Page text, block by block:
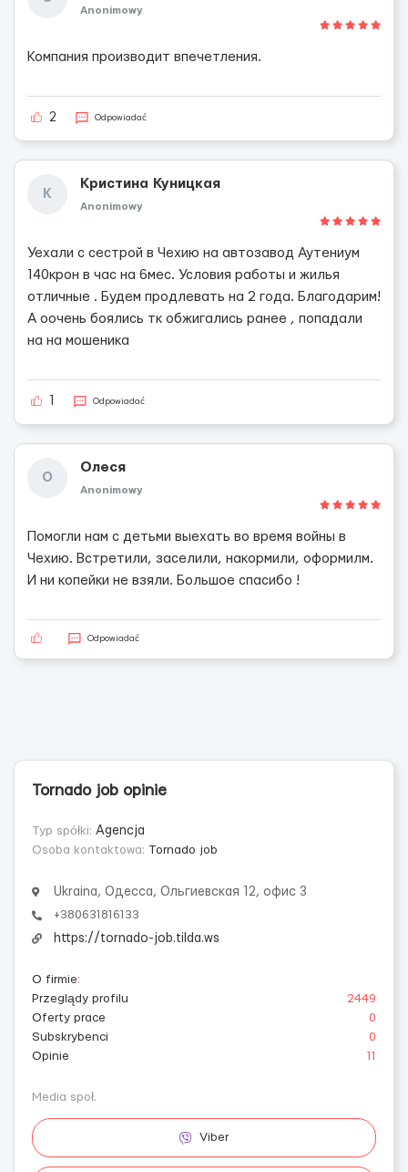
Anonimowy
Компания производит впечетления.
2 Odpowiadać
К
Кристина Куницкая
Anonimowy
Уехали с сестрой в Чехию на автозавод Аутениум
140крон в час на 6мес. Условия работы и жилья
отличные . Будем продлевать на 2 года. Благодарим!
А оочень боялись тк обжигались ранее , попадали
на на мошеника
Odpowiadać
О
Олеся
Anonimowy
Помогли нам с детьми выехать во время войны в
Чехию. Встретили, заселили, накормили, оформилм.
И ни копейки не взяли. Большое спасибо !
Odpowiadać
Tornado job opinie
Typ spółki: Agencja
Osoba kontaktowa: Tornado job
Ukraina, Одесса, Ольгиевская 12, офис 3
+380631816133
https://tornado-job.tilda.ws
O firmie:
Przeglądy profilu
2449
Oferty prace
0
Subskrybenci
0
Opinie
11
Media społ.
Viber